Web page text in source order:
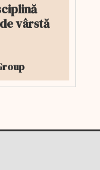
vârstă